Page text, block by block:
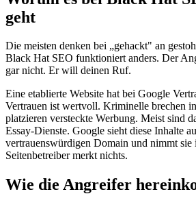
geht
Die meisten denken bei „gehackt" an
Black Hat SEO funktioniert anders. Der
gar nicht. Er will deinen Ruf.
Eine etablierte Website hat bei Google
Vertrauen ist wertvoll. Kriminelle brechen
platzieren versteckte Werbung. Meist sind
Essay-Dienste. Google sieht diese Inhalte
vertrauenswürdigen Domain und nimmt
Seitenbetreiber merkt nichts.
Wie die Angreifer